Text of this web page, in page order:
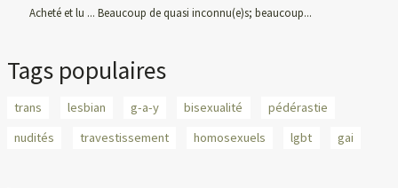
Acheté et lu ... Beaucoup de quasi inconnu(e)s; beaucoup...
Tags populaires
trans lesbian g-a-y bisexualité
pédérastie
nudités
travestissement homosexuels lgbt gai